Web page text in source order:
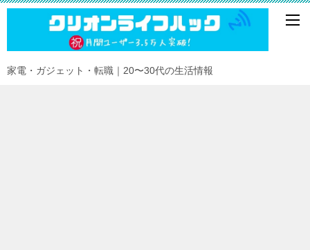
家電・ガジェット・転職｜20〜30代の生活情報